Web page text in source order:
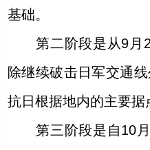
基础。
第二阶段是从9月
除继续破击日军交通
抗日根据地内的主要据
第三阶段是自10月